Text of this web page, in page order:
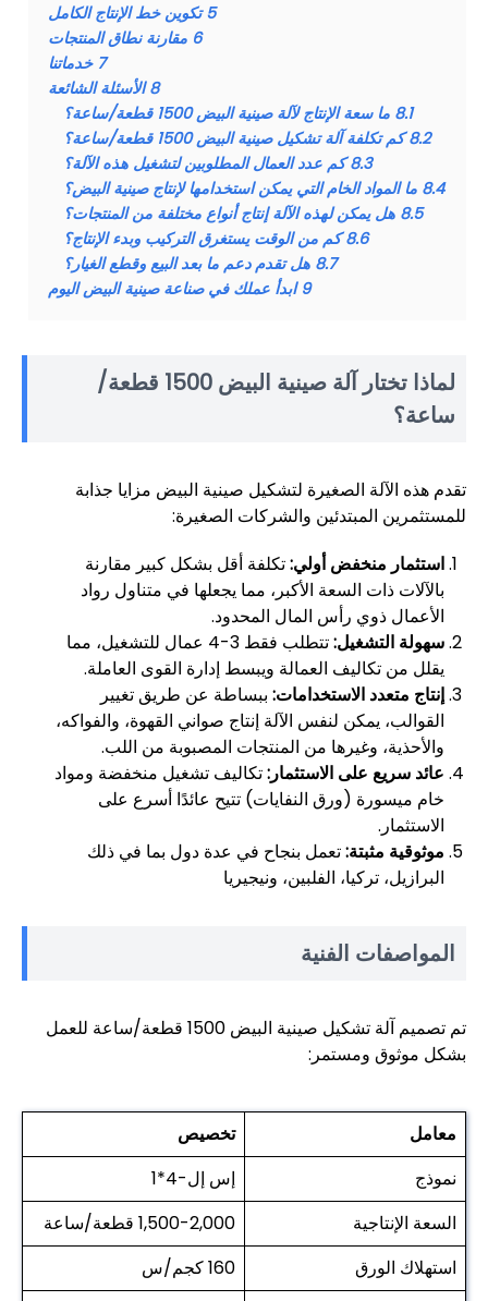
5 تكوين خط الإنتاج الكامل
6 مقارنة نطاق المنتجات
7 خدماتنا
8 الأسئلة الشائعة
8.1 ما سعة الإنتاج لآلة صينية البيض 1500 قطعة/ساعة؟
8.2 كم تكلفة آلة تشكيل صينية البيض 1500 قطعة/ساعة؟
8.3 كم عدد العمال المطلوبين لتشغيل هذه الآلة؟
8.4 ما المواد الخام التي يمكن استخدامها لإنتاج صينية البيض؟
8.5 هل يمكن لهذه الآلة إنتاج أنواع مختلفة من المنتجات؟
8.6 كم من الوقت يستغرق التركيب وبدء الإنتاج؟
8.7 هل تقدم دعم ما بعد البيع وقطع الغيار؟
9 ابدأ عملك في صناعة صينية البيض اليوم
لماذا تختار آلة صينية البيض 1500 قطعة/
ساعة؟
تقدم هذه الآلة الصغيرة لتشكيل صينية البيض مزايا جذابة
للمستثمرين المبتدئين والشركات الصغيرة:
استثمار منخفض أولي:تكلفة أقل بشكل كبير مقارنة
بالآلات ذات السعة الأكبر، مما يجعلها في متناول رواد
الأعمال ذوي رأس المال المحدود.
سهولة التشغيل:
تتطلب فقط 3-4 عمال للتشغيل، مما
يقلل من تكاليف العمالة ويبسط إدارة القوى العاملة.
إنتاج متعدد الاستخدامات: ببساطة عن طريق تغيير
القوالب، يمكن لنفس الآلة إنتاج صواني القهوة، والفواكه،
والأحذية، وغيرها من المنتجات المصبوبة من اللب.
عائد سريع على الاستثمار:تكاليف تشغيل منخفضة ومواد
خام ميسورة (ورق النفايات) تتيح عائدًا أسرع على
الاستثمار.
موثوقية مثبتة:تعمل بنجاح في عدة دول بما في ذلك
البرازيل، تركيا، الفلبين، ونيجيريا
المواصفات الفنية
تم تصميم آلة تشكيل صينية البيض 1500 قطعة/ساعة للعمل
بشكل موثوق ومستمر:
معامل
تخصيص
نموذج
إس إل-4*1
السعة الإنتاجية
1,500-2,000 قطعة/ساعة
استهلاك الورق
160 كجم/س